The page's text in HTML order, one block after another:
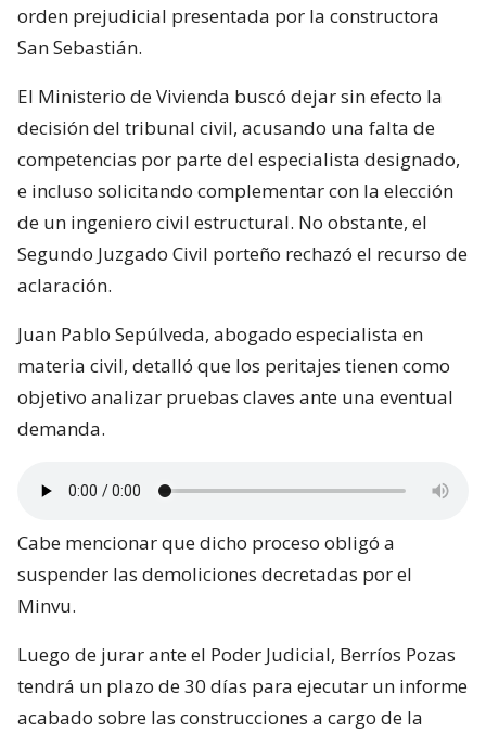
orden prejudicial presentada por la constructora
San Sebastián.
El Ministerio de Vivienda buscó dejar sin efecto la
decisión del tribunal civil, acusando una falta de
competencias por parte del especialista designado,
e incluso solicitando complementar con la elección
de un ingeniero civil estructural. No obstante, el
Segundo Juzgado Civil porteño rechazó el recurso de
aclaración.
Juan Pablo Sepúlveda, abogado especialista en
materia civil, detalló que los peritajes tienen como
objetivo analizar pruebas claves ante una eventual
demanda.
Cabe mencionar que dicho proceso obligó a
suspender las demoliciones decretadas por el
Minvu.
Luego de jurar ante el Poder Judicial, Berríos Pozas
tendrá un plazo de 30 días para ejecutar un informe
acabado sobre las construcciones a cargo de la